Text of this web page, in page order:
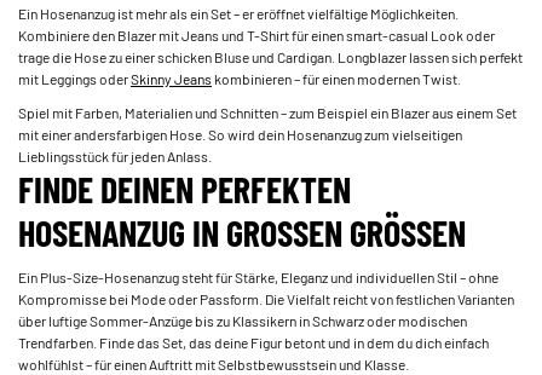
Ein Hosenanzug ist mehr als ein Set – er eröffnet vielfältige Möglichkeiten.
Kombiniere den Blazer mit Jeans und T-Shirt für einen smart-casual Look oder
trage die Hose zu einer schicken Bluse und Cardigan. Longblazer lassen sich perfekt
mit Leggings oderSkinny Jeanskombinieren – für einen modernen Twist.
Spiel mit Farben, Materialien und Schnitten – zum Beispiel ein Blazer aus einem Set
mit einer andersfarbigen Hose. So wird dein Hosenanzug zum vielseitigen
Lieblingsstück für jeden Anlass.
FINDE DEINEN PERFEKTEN
HOSENANZUG IN GROSSEN GRÖSSEN
Ein Plus-Size-Hosenanzug steht für Stärke, Eleganz und individuellen Stil – ohne
Kompromisse bei Mode oder Passform. Die Vielfalt reicht von festlichen Varianten
über luftige Sommer-Anzüge bis zu Klassikern in Schwarz oder modischen
Trendfarben. Finde das Set, das deine Figur betont und in dem du dich einfach
wohlfühlst – für einen Auftritt mit Selbstbewusstsein und Klasse.